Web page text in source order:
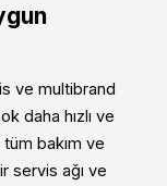
ve multibrand
daha hızlı ve
tüm bakım ve
servis ağı ve